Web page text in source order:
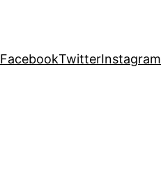
FacebookTwitterInstagram